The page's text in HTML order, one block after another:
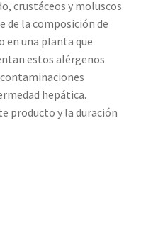
crustáceos y moluscos.
de la composición de
en una planta que
estos alérgenos
hepática.
producto y la duración